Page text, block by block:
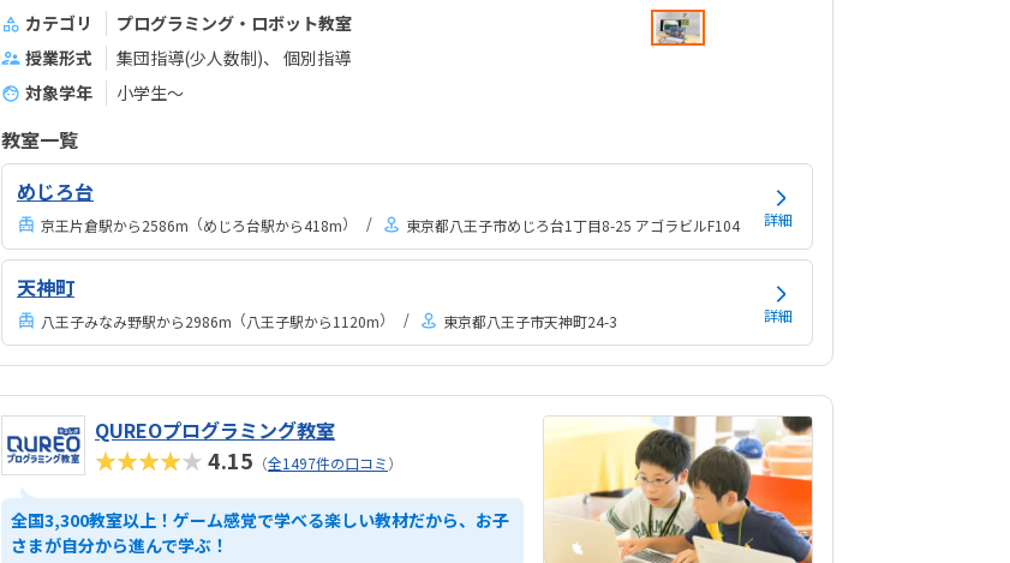
カテゴリ
プログラミング・ロボット教室
授業形式
集団指導(少人数制)
個別指導
対象学年
小学生～
教室一覧
めじろ台
京王片倉駅から2586m （めじろ台駅から418m） 東京都八王子市めじろ台1丁目8-25 アゴラビルF104 詳細
天神町
八王子みなみ野駅から2986m （八王子駅から1120m） 東京都八王子市天神町24-3 詳細
QUREOプログラミング教室
★★★★★4.15 （全1497件の口コミ）
全国3,300教室以上！ゲーム感覚で学べる楽しい教材だから、お子
さまが自分から進んで学ぶ！